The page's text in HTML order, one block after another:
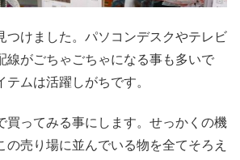
つけました。パソコンデスクやテレビ
線がごちゃごちゃになる事も多いで
ムは活躍しがちです。
買ってみる事にします。せっかくの機
の売り場に並んでいる物を全てそろえ